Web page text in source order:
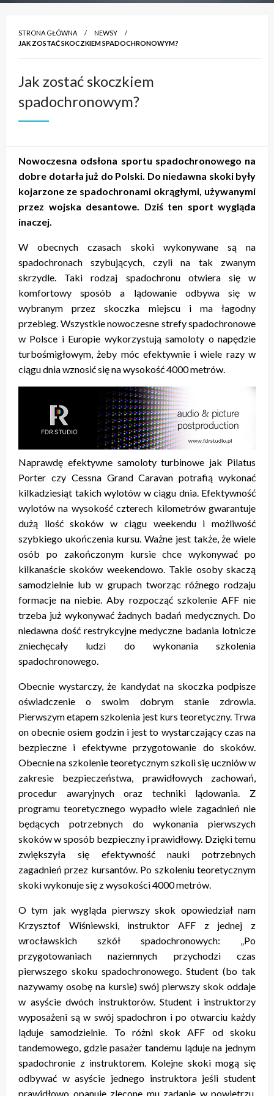
STRONA GŁÓWNA
NEWSY
JAK ZOSTAĆ SKOCZKIEM SPADOCHRONOWYM?
Jak zostać skoczkiem
spadochronowym?
Nowoczesna odsłona sportu spadochronowego na
dobre dotarła już do Polski. Do niedawna skoki były
kojarzone ze spadochronami okrągłymi, używanymi
przez wojska desantowe. Dziś ten sport wygląda
inaczej.
W obecnych czasach skoki wykonywane są na
spadochronach szybujących, czyli na tak zwanym
skrzydle. Taki rodzaj spadochronu otwiera się w
komfortowy sposób a lądowanie odbywa się w
wybranym przez skoczka miejscu i ma łagodny
przebieg. Wszystkie nowoczesne strefy spadochronowe
w Polsce i Europie wykorzystują samoloty o napędzie
turbośmigłowym, żeby móc efektywnie i wiele razy w
ciągu dnia wznosić się na wysokość 4000 metrów.
Naprawdę efektywne samoloty turbinowe jak Pilatus
Porter czy Cessna Grand Caravan potrafią wykonać
kilkadziesiąt takich wylotów w ciągu dnia. Efektywność
wylotów na wysokość czterech kilometrów gwarantuje
dużą ilość skoków w ciągu weekendu i możliwość
szybkiego ukończenia kursu. Ważne jest także, że wiele
osób po zakończonym kursie chce wykonywać po
kilkanaście skoków weekendowo. Takie osoby skaczą
samodzielnie lub w grupach tworząc różnego rodzaju
formacje na niebie. Aby rozpocząć szkolenie AFF nie
trzeba już wykonywać żadnych badań medycznych. Do
niedawna dość restrykcyjne medyczne badania lotnicze
zniechęcały ludzi do wykonania szkolenia
spadochronowego.
Obecnie wystarczy, że kandydat na skoczka podpisze
oświadczenie o swoim dobrym stanie zdrowia.
Pierwszym etapem szkolenia jest kurs teoretyczny. Trwa
on obecnie osiem godzin i jest to wystarczający czas na
bezpieczne i efektywne przygotowanie do skoków.
Obecnie na szkolenie teoretycznym szkoli się uczniów w
zakresie bezpieczeństwa, prawidłowych zachowań,
procedur awaryjnych oraz techniki lądowania. Z
programu teoretycznego wypadło wiele zagadnień nie
będących potrzebnych do wykonania pierwszych
skoków w sposób bezpieczny i prawidłowy. Dzięki temu
zwiększyła się efektywność nauki potrzebnych
zagadnień przez kursantów. Po szkoleniu teoretycznym
skoki wykonuje się z wysokości 4000 metrów.
O tym jak wygląda pierwszy skok opowiedział nam
Krzysztof Wiśniewski, instruktor AFF z jednej z
wrocławskich szkół spadochronowych: „Po
przygotowaniach naziemnych przychodzi czas
pierwszego skoku spadochronowego. Student (bo tak
nazywamy osobę na kursie) swój pierwszy skok oddaje
w asyście dwóch instruktorów. Student i instruktorzy
wyposażeni są w swój spadochron i po otwarciu każdy
ląduje samodzielnie. To różni skok AFF od skoku
tandemowego, gdzie pasażer tandemu ląduje na jednym
spadochronie z instruktorem. Kolejne skoki mogą się
odbywać w asyście jednego instruktora jeśli student
prawidłowo opanuje zlecone mu zadanie w powietrzu.